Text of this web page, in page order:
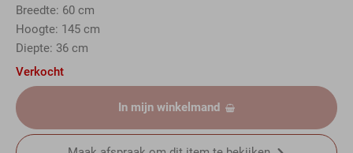
Breedte: 60 cm
Hoogte: 145 cm
Diepte: 36 cm
Verkocht
In mijn winkelmand